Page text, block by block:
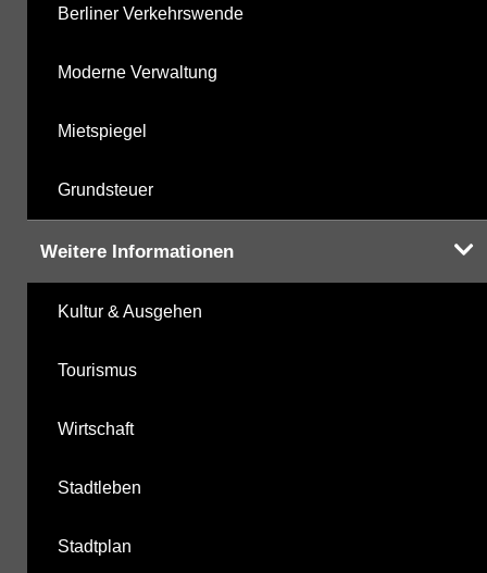
Berliner Verkehrswende
Moderne Verwaltung
Mietspiegel
Grundsteuer
Weitere Informationen
Kultur & Ausgehen
Tourismus
Wirtschaft
Stadtleben
Stadtplan